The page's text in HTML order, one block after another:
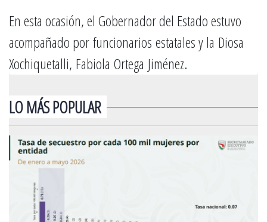
En esta ocasión, el Gobernador del Estado estuvo
acompañado por funcionarios estatales y la Diosa
Xochiquetalli, Fabiola Ortega Jiménez.
LO MÁS POPULAR